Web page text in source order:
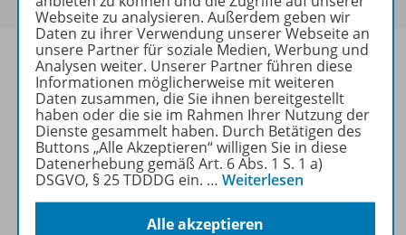
Informationen
Spar-Pakete
Webseite zu analysieren. Außerdem geben wir
Daten zu ihrer Verwendung unserer Webseite an
unsere Partner für soziale Medien, Werbung und
Analysen weiter. Unserer Partner führen diese
Informationen möglicherweise mit weiteren
Daten zusammen, die Sie ihnen bereitgestellt
haben oder die sie im Rahmen Ihrer Nutzung der
Dienste gesammelt haben. Durch Betätigen des
Buttons „Alle Akzeptieren“ willigen Sie in diese
Datenerhebung gemäß Art. 6 Abs. 1 S. 1 a)
DSGVO, § 25 TDDDG ein. … Weiterlesen
Alle akzeptieren